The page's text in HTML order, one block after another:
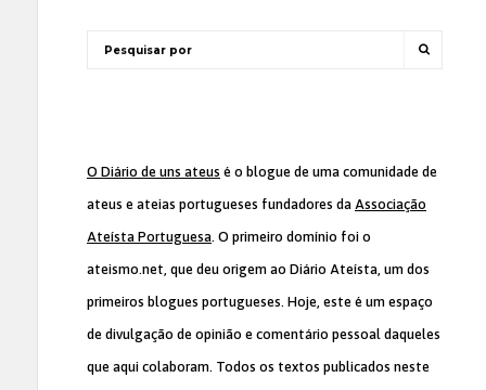
O Diário de uns ateus é o blogue de uma comunidade de
ateus e ateias portugueses fundadores da Associação
Ateísta Portuguesa. O primeiro domínio foi o
ateismo.net, que deu origem ao Diário Ateísta, um dos
primeiros blogues portugueses. Hoje, este é um espaço
de divulgação de opinião e comentário pessoal daqueles
que aqui colaboram. Todos os textos publicados neste